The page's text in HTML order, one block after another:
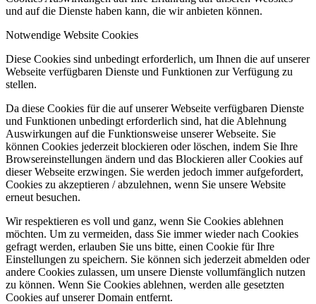
und auf die Dienste haben kann, die wir anbieten können.
Notwendige Website Cookies
Diese Cookies sind unbedingt erforderlich, um Ihnen die auf unserer
Webseite verfügbaren Dienste und Funktionen zur Verfügung zu
stellen.
Da diese Cookies für die auf unserer Webseite verfügbaren Dienste
und Funktionen unbedingt erforderlich sind, hat die Ablehnung
Auswirkungen auf die Funktionsweise unserer Webseite. Sie
können Cookies jederzeit blockieren oder löschen, indem Sie Ihre
Browsereinstellungen ändern und das Blockieren aller Cookies auf
dieser Webseite erzwingen. Sie werden jedoch immer aufgefordert,
Cookies zu akzeptieren / abzulehnen, wenn Sie unsere Website
erneut besuchen.
Wir respektieren es voll und ganz, wenn Sie Cookies ablehnen
möchten. Um zu vermeiden, dass Sie immer wieder nach Cookies
gefragt werden, erlauben Sie uns bitte, einen Cookie für Ihre
Einstellungen zu speichern. Sie können sich jederzeit abmelden oder
andere Cookies zulassen, um unsere Dienste vollumfänglich nutzen
zu können. Wenn Sie Cookies ablehnen, werden alle gesetzten
Cookies auf unserer Domain entfernt.